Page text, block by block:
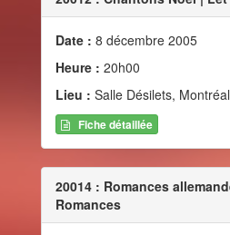
Date : 8 décembre 2005
Heure : 20h00
Lieu : Salle Désilets,
Fiche détaillée
20014 : Romances
Romances